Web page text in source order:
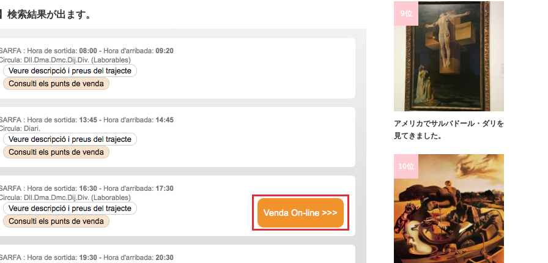
検索結果が出ます。 9位
アメリカでサルバドール・ダリを
見てきました。
10位